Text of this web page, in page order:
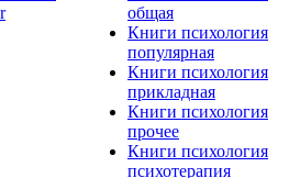
общая
Книги психология
популярная
Книги психология
прикладная
Книги психология
прочее
Книги психология
психотерапия